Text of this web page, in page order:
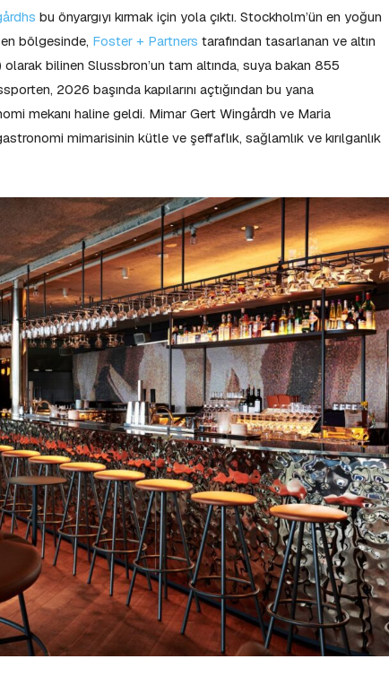
bu önyargıyı kırmak için yola çıktı. Stockholm’ün en yoğun
bölgesinde, Foster + Partners tarafından tasarlanan ve altın
bilinen Slussbron’un tam altında, suya bakan 855
2026 başında kapılarını açtığından bu yana
mekanı haline geldi. Mimar Gert Wingårdh ve Maria
mimarisinin kütle ve şeffaflık, sağlamlık ve kırılganlık